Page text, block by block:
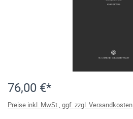
76,00 €*
Preise inkl. MwSt., ggf. zzgl. Versandkosten